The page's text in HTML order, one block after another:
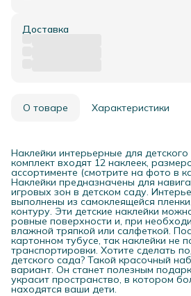
Доставка
О товаре Характеристики
Наклейки интерьерные для
комплект входят 12 наклеек,
ассортименте (смотрите на фото в
Наклейки предназначены для
игровых зон в детском саду.
выполнены из самоклеящейся
контуру. Эти детские наклейки
ровные поверхности и, при
влажной тряпкой или салфеткой.
картонном тубусе, так наклейки не
транспортировки. Хотите сделать
детского сада? Такой красочный
вариант. Он станет полезным
украсит пространство, в котором
находятся ваши дети.